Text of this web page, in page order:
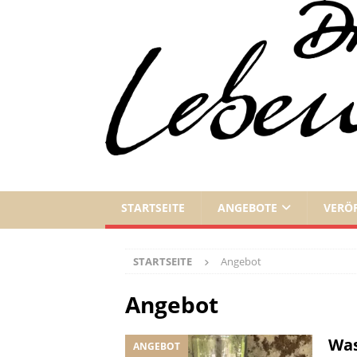
STARTSEITE ANGEBOTE
STARTSEITE Angebot
Angebot
ANGEBOT